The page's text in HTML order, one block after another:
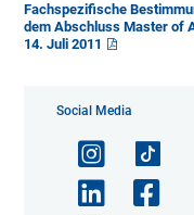
Fachspezifische
dem Abschluss Master of
14. Juli 2011
Social Media